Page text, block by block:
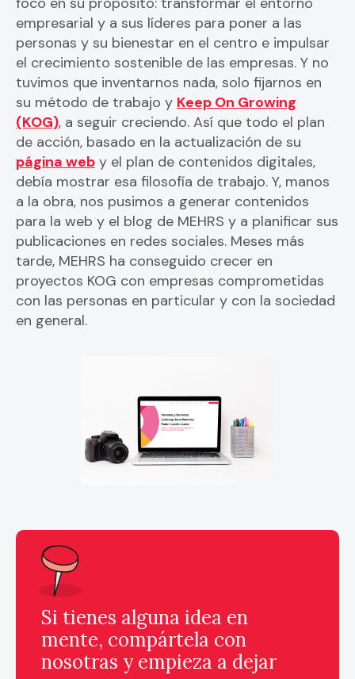
empresarial y a sus líderes para poner a las
personas y su bienestar en el centro e impulsar
el crecimiento sostenible de las empresas. Y no
tuvimos que inventarnos nada, solo fijarnos en
su método de trabajo y Keep On Growing
(KOG), a seguir creciendo. Así que todo el plan
de acción, basado en la actualización de su
página web y el plan de contenidos digitales,
debía mostrar esa filosofía de trabajo. Y, manos
a la obra, nos pusimos a generar contenidos
para la web y el blog de MEHRS y a planificar sus
publicaciones en redes sociales. Meses más
tarde, MEHRS ha conseguido crecer en
proyectos KOG con empresas comprometidas
con las personas en particular y con la sociedad
en general.
Si tienes alguna idea en
mente, compártela con
nosotras y empieza a dejar